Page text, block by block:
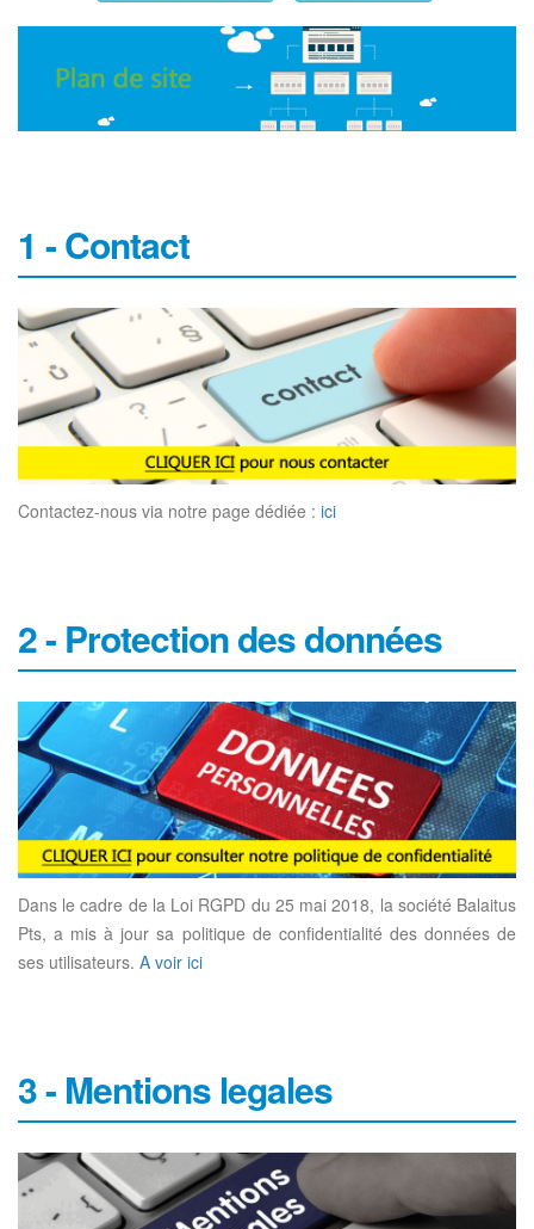
1 - Contact
Contactez-nous via notre page dédiée : ici
2 - Protection des données
Dans le cadre de la Loi RGPD du 25 mai 2018, la société Balaitus
Pts, a mis à jour sa politique de confidentialité des données de
ses utilisateurs. A voir ici
3 - Mentions legales